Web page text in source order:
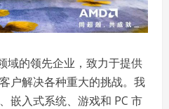
域的领先企业，致力于提供
户解决各种重大的挑战。我
嵌入式系统、游戏和 PC 市